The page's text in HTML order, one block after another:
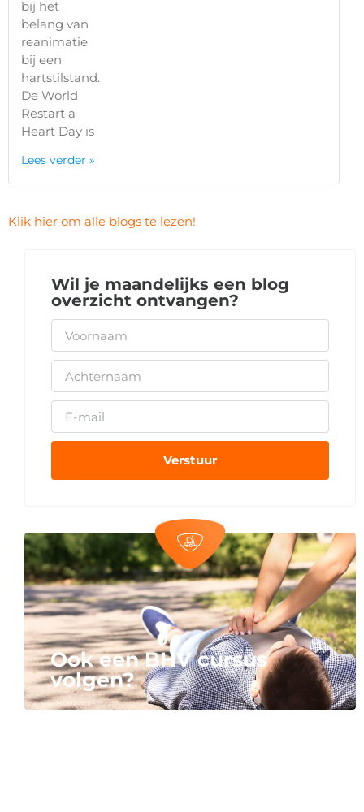
bij het
belang van
reanimatie
bij een
hartstilstand.
De World
Restart a
Heart Day is
Lees verder »
Klik hier om alle blogs te lezen!
Wil je maandelijks een blog
overzicht ontvangen?
Verstuur
Ook een BHV cursus
volgen?